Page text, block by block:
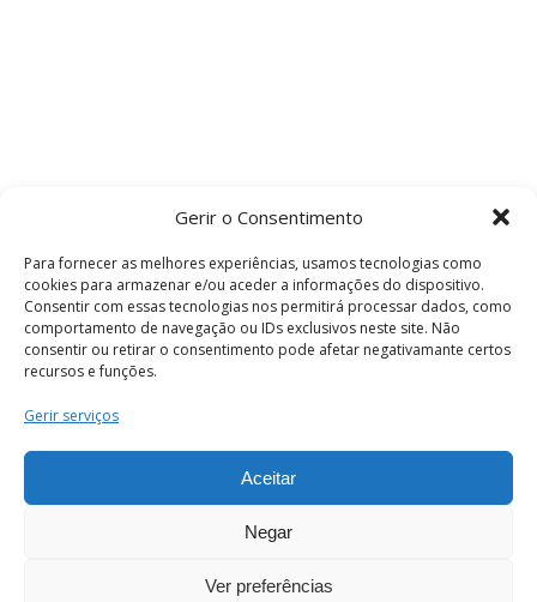
Gerir o Consentimento
Para fornecer as melhores experiências, usamos tecnologias como
cookies para armazenar e/ou aceder a informações do dispositivo.
Consentir com essas tecnologias nos permitirá processar dados, como
comportamento de navegação ou IDs exclusivos neste site. Não
consentir ou retirar o consentimento pode afetar negativamante certos
recursos e funções.
Gerir serviços
Aceitar
Negar
Ver preferências
Termos e Condições
os direitos reservados.